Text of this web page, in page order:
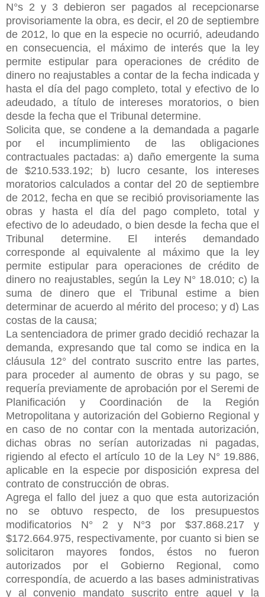
N°s 2 y 3 debieron ser pagados al recepcionarse
provisoriamente la obra, es decir, el 20 de septiembre
de 2012, lo que en la especie no ocurrió, adeudando
en consecuencia, el máximo de interés que la ley
permite estipular para operaciones de crédito de
dinero no reajustables a contar de la fecha indicada y
hasta el día del pago completo, total y efectivo de lo
adeudado, a título de intereses moratorios, o bien
desde la fecha que el Tribunal determine.
Solicita que, se condene a la demandada a pagarle
por el incumplimiento de las obligaciones
contractuales pactadas: a) daño emergente la suma
de $210.533.192; b) lucro cesante, los intereses
moratorios calculados a contar del 20 de septiembre
de 2012, fecha en que se recibió provisoriamente las
obras y hasta el día del pago completo, total y
efectivo de lo adeudado, o bien desde la fecha que el
Tribunal determine. El interés demandado
corresponde al equivalente al máximo que la ley
permite estipular para operaciones de crédito de
dinero no reajustables, según la Ley N° 18.010; c) la
suma de dinero que el Tribunal estime a bien
determinar de acuerdo al mérito del proceso; y d) Las
costas de la causa;
La sentenciadora de primer grado decidió rechazar la
demanda, expresando que tal como se indica en la
cláusula 12° del contrato suscrito entre las partes,
para proceder al aumento de obras y su pago, se
requería previamente de aprobación por el Seremi de
Planificación y Coordinación de la Región
Metropolitana y autorización del Gobierno Regional y
en caso de no contar con la mentada autorización,
dichas obras no serían autorizadas ni pagadas,
rigiendo al efecto el artículo 10 de la Ley N° 19.886,
aplicable en la especie por disposición expresa del
contrato de construcción de obras.
Agrega el fallo del juez a quo que esta autorización
no se obtuvo respecto, de los presupuestos
modificatorios N° 2 y N°3 por $37.868.217 y
$172.664.975, respectivamente, por cuanto si bien se
solicitaron mayores fondos, éstos no fueron
autorizados por el Gobierno Regional, como
correspondía, de acuerdo a las bases administrativas
y al convenio mandato suscrito entre aquel y la